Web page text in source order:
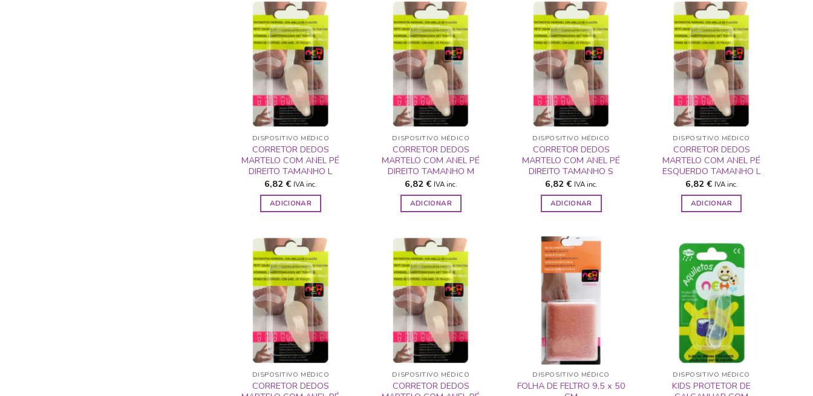
ADICIONAR
A LISTA DE
DESEJOS
DISPOSITIVO MÉDICO
CORRETOR DEDOS
MARTELO COM ANEL PÉ
DIREITO TAMANHO L
6,82 € IVA inc.
ADICIONAR
ADICIONAR
A LISTA DE
DESEJOS
DISPOSITIVO MÉDICO
CORRETOR DEDOS
MARTELO COM ANEL PÉ
DIREITO TAMANHO M
6,82 € IVA inc.
ADICIONAR
ADICIONAR
A LISTA DE
DESEJOS
DISPOSITIVO MÉDICO
CORRETOR DEDOS
MARTELO COM ANEL PÉ
DIREITO TAMANHO S
6,82 € IVA inc.
ADICIONAR
ADICIONAR
A LISTA DE
DESEJOS
DISPOSITIVO MÉDICO
CORRETOR DEDOS
MARTELO COM ANEL PÉ
ESQUERDO TAMANHO L
6,82 € IVA inc.
ADICIONAR
ADICIONAR
A LISTA DE
DESEJOS
DISPOSITIVO MÉDICO
CORRETOR DEDOS
ADICIONAR
A LISTA DE
DESEJOS
DISPOSITIVO MÉDICO
CORRETOR DEDOS
A LISTA DE
DISPOSITIVO MÉDICO
FOLHA DE FELTRO 9,5 x 50
ADICIONAR
A LISTA DE
DESEJOS
DISPOSITIVO MÉDICO
KIDS PROTETOR DE